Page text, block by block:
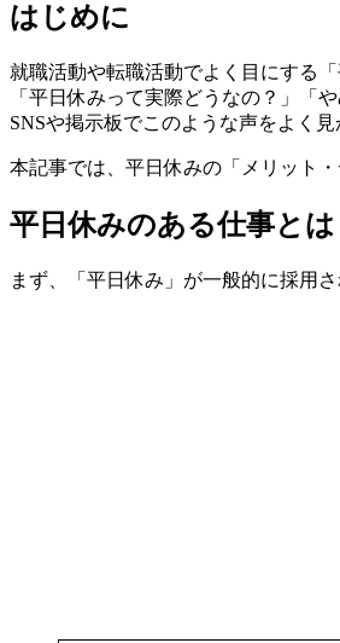
はじめに
就職活動や転職活動でよく目にする
「平日休みって実際どうなの？」「
SNSや掲示板でこのような声をよく見
本記事では、平日休みの「メリット
平日休みのある仕事とは
まず、「平日休み」が一般的に採用